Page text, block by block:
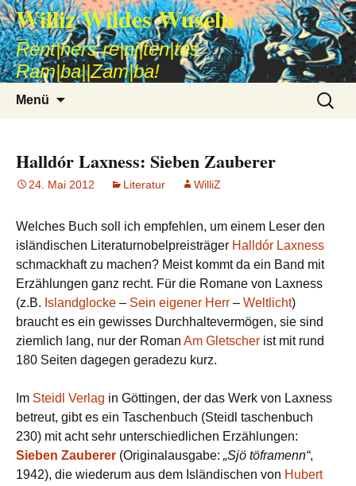
Williz Wildes Wuseln
Rent|ners re|ni|ten|tes
Ram|ba||Zam|ba!
Menü
Suche
nach:
Halldór Laxness: Sieben Zauberer
24. Mai 2012 Literatur WilliZ
Welches Buch soll ich empfehlen, um einem Leser den
isländischen Literaturnobelpreisträger Halldór Laxness
schmackhaft zu machen? Meist kommt da ein Band mit
Erzählungen ganz recht. Für die Romane von Laxness
(z.B. Islandglocke – Sein eigener Herr – Weltlicht)
braucht es ein gewisses Durchhaltevermögen, sie sind
ziemlich lang, nur der Roman Am Gletscher ist mit rund
180 Seiten dagegen geradezu kurz.
Im Steidl Verlag in Göttingen, der das Werk von Laxness
betreut, gibt es ein Taschenbuch (Steidl taschenbuch
230) mit acht sehr unterschiedlichen Erzählungen:
Sieben Zauberer (Originalausgabe: „Sjö töframenn“,
1942), die wiederum aus dem Isländischen von Hubert